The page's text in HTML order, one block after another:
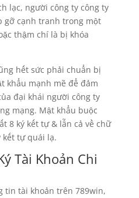
lạc, người công ty công ty
gỡ cạnh tranh trong một
thậm chí là bị khóa
hết sức phải chuẩn bị
khẩu mạnh mẽ để đảm
đại khái người công ty
mạng. Mật khẩu buộc
8 ký kết tự & lẫn cả về chữ
kết tự quái lạ.
Tài Khoản Chi
tin tài khoản trên 789win,